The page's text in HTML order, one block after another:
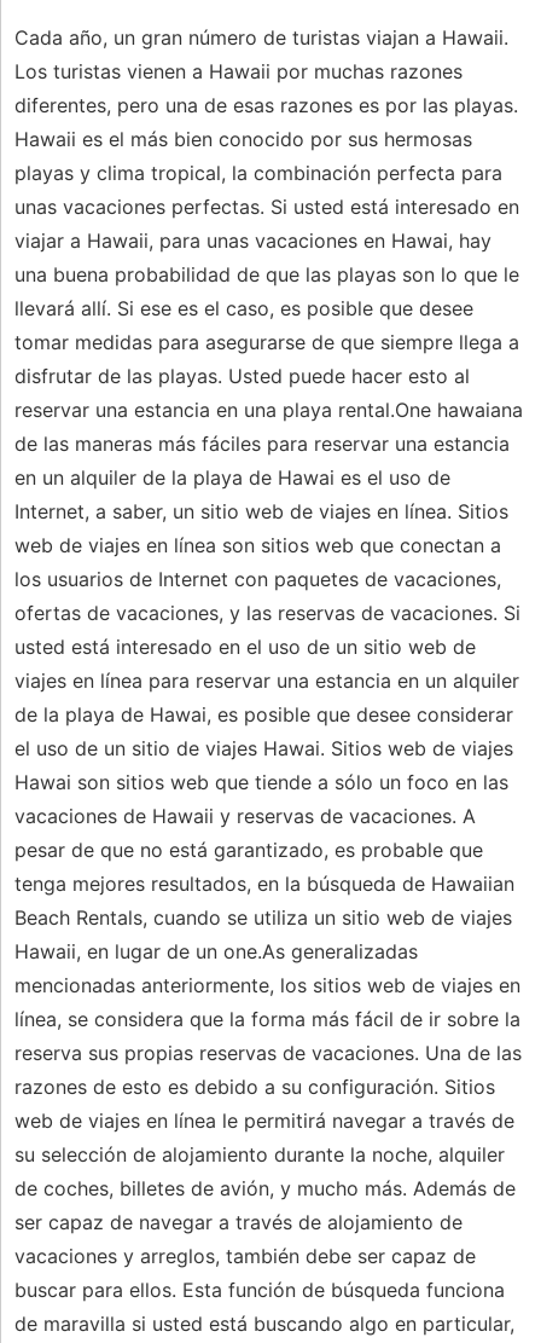
Cada año, un gran número de turistas viajan a Hawaii.
Los turistas vienen a Hawaii por muchas razones
diferentes, pero una de esas razones es por las playas.
Hawaii es el más bien conocido por sus hermosas
playas y clima tropical, la combinación perfecta para
unas vacaciones perfectas. Si usted está interesado en
viajar a Hawaii, para unas vacaciones en Hawai, hay
una buena probabilidad de que las playas son lo que le
llevará allí. Si ese es el caso, es posible que desee
tomar medidas para asegurarse de que siempre llega a
disfrutar de las playas. Usted puede hacer esto al
reservar una estancia en una playa rental.One hawaiana
de las maneras más fáciles para reservar una estancia
en un alquiler de la playa de Hawai es el uso de
Internet, a saber, un sitio web de viajes en línea. Sitios
web de viajes en línea son sitios web que conectan a
los usuarios de Internet con paquetes de vacaciones,
ofertas de vacaciones, y las reservas de vacaciones. Si
usted está interesado en el uso de un sitio web de
viajes en línea para reservar una estancia en un alquiler
de la playa de Hawai, es posible que desee considerar
el uso de un sitio de viajes Hawai. Sitios web de viajes
Hawai son sitios web que tiende a sólo un foco en las
vacaciones de Hawaii y reservas de vacaciones. A
pesar de que no está garantizado, es probable que
tenga mejores resultados, en la búsqueda de Hawaiian
Beach Rentals, cuando se utiliza un sitio web de viajes
Hawaii, en lugar de un one.As generalizadas
mencionadas anteriormente, los sitios web de viajes en
línea, se considera que la forma más fácil de ir sobre la
reserva sus propias reservas de vacaciones. Una de las
razones de esto es debido a su configuración. Sitios
web de viajes en línea le permitirá navegar a través de
su selección de alojamiento durante la noche, alquiler
de coches, billetes de avión, y mucho más. Además de
ser capaz de navegar a través de alojamiento de
vacaciones y arreglos, también debe ser capaz de
buscar para ellos. Esta función de búsqueda funciona
de maravilla si usted está buscando algo en particular,